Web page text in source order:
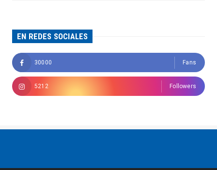
EN REDES SOCIALES
30000 Fans
5212 Followers